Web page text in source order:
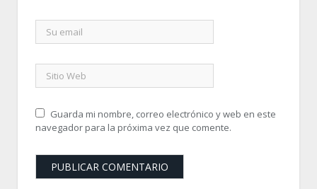
Guarda mi nombre, correo electrónico y web en este
navegador para la próxima vez que comente.